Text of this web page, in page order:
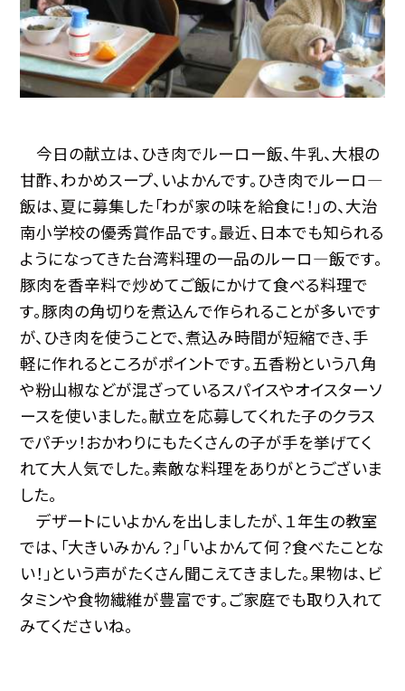
今日の献立は、ひき肉でルーロー飯、牛乳、大根の
甘酢、わかめスープ、いよかんです。ひき肉でルーロ—
飯は、夏に募集した「わが家の味を給食に！」の、大治
南小学校の優秀賞作品です。最近、日本でも知られる
ようになってきた台湾料理の一品のルーロ—飯です。
豚肉を香辛料で炒めてご飯にかけて食べる料理で
す。豚肉の角切りを煮込んで作られることが多いです
が、ひき肉を使うことで、煮込み時間が短縮でき、手
軽に作れるところがポイントです。五香粉という八角
や粉山椒などが混ざっているスパイスやオイスターソ
ースを使いました。献立を応募してくれた子のクラス
でパチッ！おかわりにもたくさんの子が手を挙げてく
れて大人気でした。素敵な料理をありがとうございま
した。
デザートにいよかんを出しましたが、１年生の教室
では、「大きいみかん？」「いよかんて何？食べたことな
い！」という声がたくさん聞こえてきました。果物は、ビ
タミンや食物繊維が豊富です。ご家庭でも取り入れて
みてくださいね。